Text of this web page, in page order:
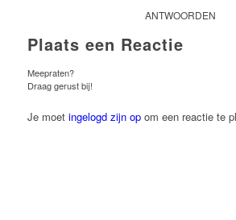
ANTWOORDEN
Plaats een Reactie
Meepraten?
Draag gerust bij!
Je moet ingelogd zijn opom een reactie te